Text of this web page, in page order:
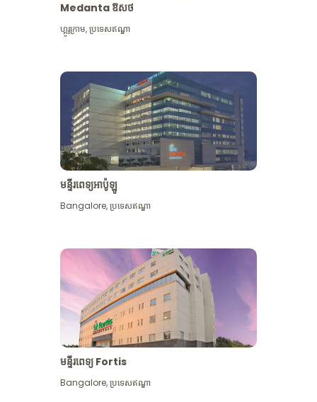
មើល​ច្រើន​ទៀត
Medanta ឱសថ
ហ្គូរូក្រាម,ប្រទេសឥណ្ឌា
មន្ទីរពេទ្យអាប៉ូឡូ
Bangalore,ប្រទេសឥណ្ឌា
មន្ទីរពេទ្យ Fortis
Bangalore,ប្រទេសឥណ្ឌា